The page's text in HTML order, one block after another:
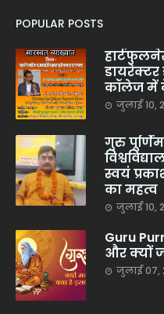
POPULAR POSTS
कॉलेज में
जुलाई 10,
गुरु
स्वयं
का महत्व
जुलाई 10,
Guru
और क्यों
जुलाई 07,